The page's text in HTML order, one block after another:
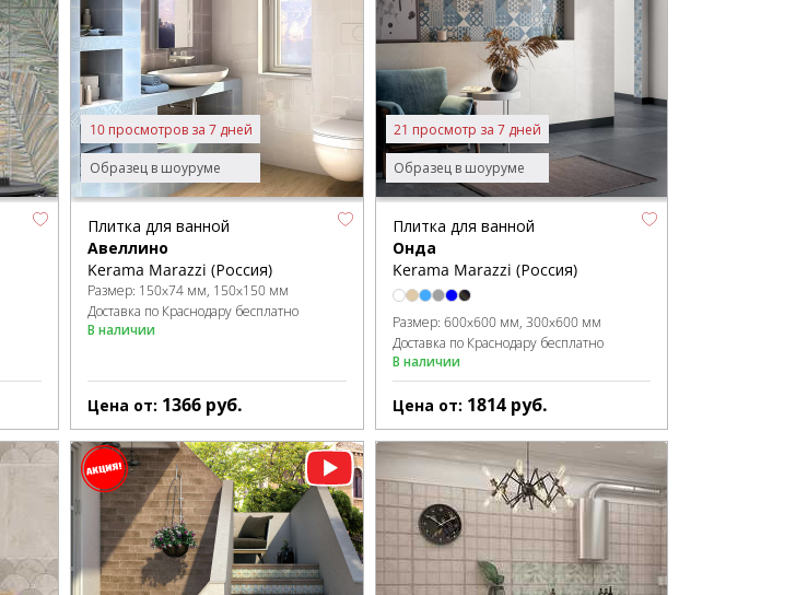
Образец в шоуруме
10 просмотров за 7 дней
Плитка для ванной
Авеллино
Kerama Marazzi (Россия)
Размер: 150x74 мм 150x150 мм
Доставка по Краснодару бесплатно
В наличии
Цена от: 1366 руб.
Образец в шоуруме
21 просмотр за 7 дней
Плитка для ванной
Онда
Kerama Marazzi (Россия)
Размер: 600x600 мм 300x600 мм
Доставка по Краснодару бесплатно
В наличии
Цена от: 1814 руб.